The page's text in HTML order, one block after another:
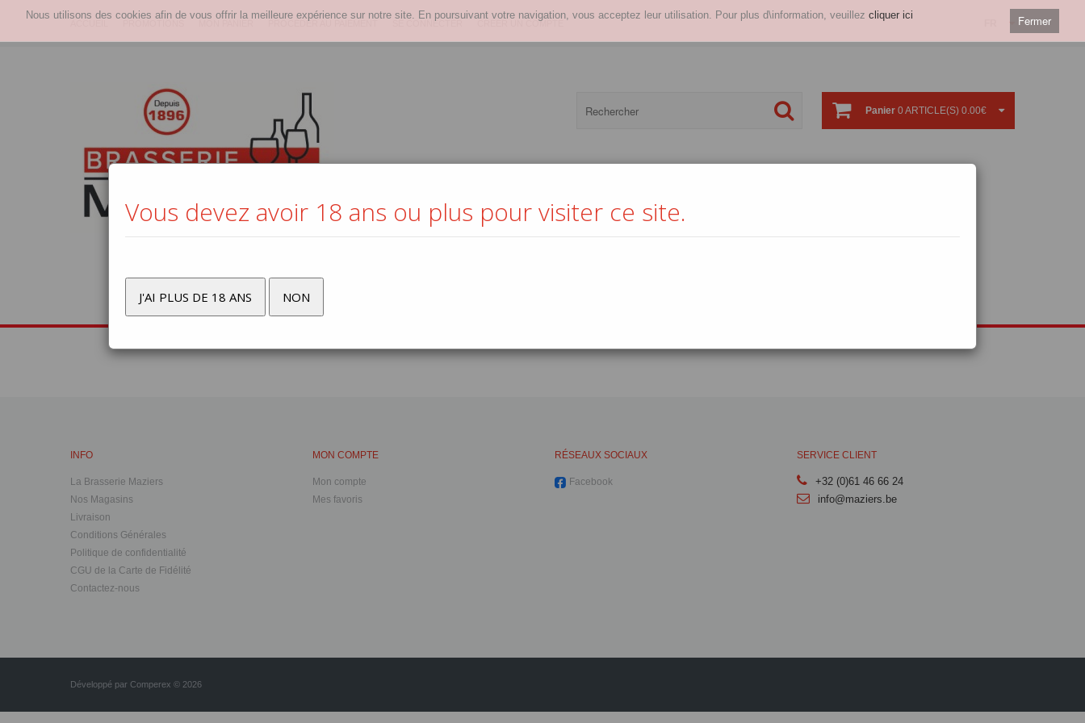
PROCÉDER AU PAIEMENT SE CONNECTER CRÉER UN COMPTE
Panier 0 ARTICLE(S) 0.00€
Vous devez avoir 18 ans ou plus pour visiter ce site.
J'AI PLUS DE 18 ANS NON
INFO
La Brasserie Maziers
Nos Magasins
Livraison
Conditions Générales
Politique de confidentialité
CGU de la Carte de Fidélité
Contactez-nous
MON COMPTE
Mon compte
Mes favoris
RÉSEAUX SOCIAUX
Facebook
SERVICE CLIENT
+32 (0)61 46 66 24
info@maziers.be
Développé par Comperex © 2026
Fermer
Nous utilisons des cookies afin de vous offrir la meilleure expérience sur notre site. En poursuivant votre navigation, vous acceptez leur utilisation. Pour plus d\information, veuillez cliquer ici